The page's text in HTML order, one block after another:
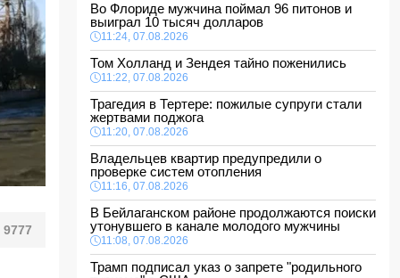
9777
Во Флориде мужчина поймал 96 питонов и
выиграл 10 тысяч долларов
11:24, 07.08.2026
Том Холланд и Зендея тайно поженились
11:22, 07.08.2026
Трагедия в Тертере: пожилые супруги стали
жертвами поджога
11:20, 07.08.2026
Владельцев квартир предупредили о
проверке систем отопления
11:16, 07.08.2026
В Бейлаганском районе продолжаются поиски
утонувшего в канале молодого мужчины
11:08, 07.08.2026
Трамп подписал указ о запрете "родильного